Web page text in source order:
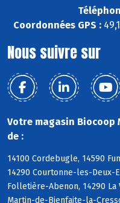
Coordonnées GPS :
Nous suivre sur
Votre magasin Biocoop
de :
14100 Cordebugle, 14590
14290 Courtonne-les-Deux-
Folletière-Abenon, 14290 La
Martin-de-Bienfaite-la-